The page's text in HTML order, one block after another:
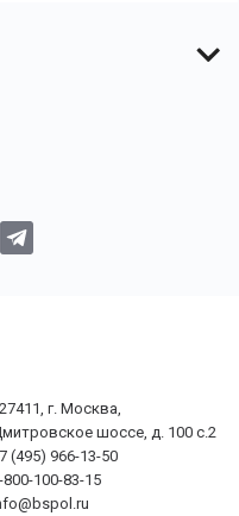
г. Москва,
шоссе, д. 100 с.2
(495) 966-13-50
800-100-83-15